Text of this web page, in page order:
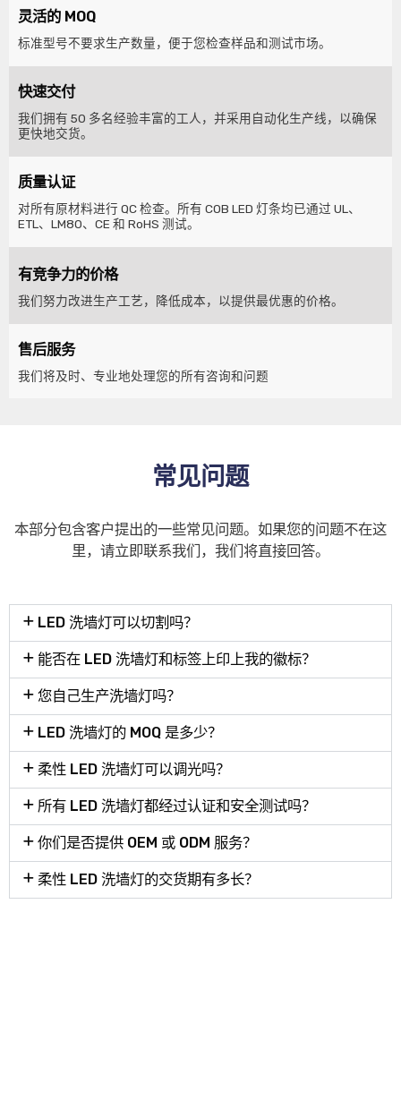
灵活的 MOQ
标准型号不要求生产数量，便于您检查样品和测试市场。
快速交付
我们拥有 50 多名经验丰富的工人，并采用自动化生产线，以确保
更快地交货。
质量认证
对所有原材料进行 QC 检查。所有 COB LED 灯条均已通过 UL、
ETL、LM80、CE 和 RoHS 测试。
有竞争力的价格
我们努力改进生产工艺，降低成本，以提供最优惠的价格。
售后服务
我们将及时、专业地处理您的所有咨询和问题
常见问题
本部分包含客户提出的一些常见问题。如果您的问题不在这
里，请立即联系我们，我们将直接回答。
LED 洗墙灯可以切割吗？
能否在 LED 洗墙灯和标签上印上我的徽标？
您自己生产洗墙灯吗？
LED 洗墙灯的 MOQ 是多少？
柔性 LED 洗墙灯可以调光吗？
所有 LED 洗墙灯都经过认证和安全测试吗？
你们是否提供 OEM 或 ODM 服务？
柔性 LED 洗墙灯的交货期有多长？